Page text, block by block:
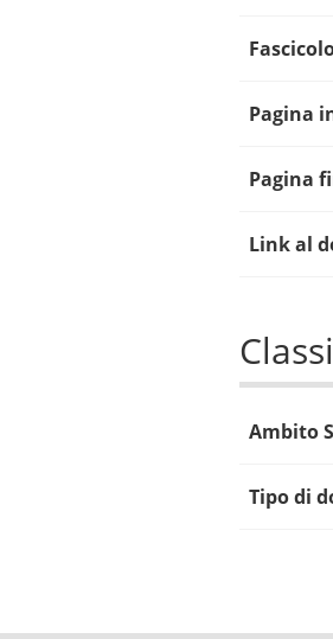
Pagina
Pagina
Link al
Ambito
Tipo di